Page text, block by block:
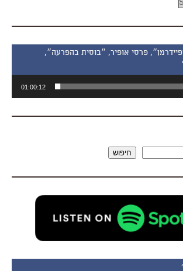
505: ״ספיידרמן״, פרסי אופיר, ״בוסית בהפרעה״,
01:00:12
חיפוש